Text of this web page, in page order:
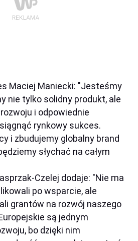
Maciej Maniecki: "Jesteśmy
nie tylko solidny produkt, ale
i odpowiednie
rynkowy sukces.
i zbudujemy globalny brand
słychać na całym
Czelej dodaje: "Nie ma
po wsparcie, ale
grantów na rozwój naszego
są jednym
bo dzięki nim